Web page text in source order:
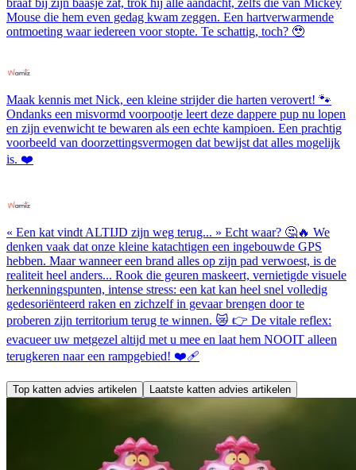
braaf bij zijn baasje zat, trok hij alle aandacht, zelfs die van Mickey
Mouse die hem even gedag kwam zeggen. Een hartverwarmende
ontmoeting waar iedereen voor stopte. Te schattig, toch? 🥹
Maak kennis met Nick, een kleine strijder die harten verovert! 🐾
Ondanks een misvormd voorpootje leert deze dappere pup nu lopen
en zijn evenwicht te bewaren als een echte kampioen. Een prachtig
voorbeeld van doorzettingsvermogen dat bewijst dat alles mogelijk
is. ❤️
« Een kat vindt ALTIJD zijn weg terug... » Echt waar? 🤔🔥 We
denken vaak dat onze kleine katachtigen een ingebouwde GPS
hebben. Maar wanneer een brand alles op zijn pad verwoest, is de
realiteit heel anders... Rook die geuren maskeert, vernietigde visuele
herkenningspunten, intense stress: een kat kan heel snel volledig
gedesoriënteerd raken en zichzelf in gevaar brengen door te
proberen zijn territorium terug te winnen. 😿 👉 De vitale reflex:
evacueer uw metgezel altijd met u mee en laat hem NOOIT alleen
terugkeren naar een rampgebied! ❤️‍🩹
Top katten advies artikelen Laatste katten advies artikelen